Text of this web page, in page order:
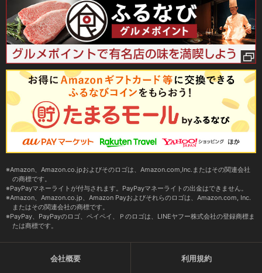
Amazon、Amazon.co.jpおよびそのロゴは、Amazon.com,Inc.またはその関連会社
の商標です。
PayPayマネーライトが付与されます。PayPayマネーライトの出金はできません。
Amazon、Amazon.co.jp、Amazon Payおよびそれらのロゴは、Amazon.com, Inc.
またはその関連会社の商標です。
PayPay、PayPayのロゴ、ペイペイ、Ｐのロゴは、LINEヤフー株式会社の登録商標ま
たは商標です。
会社概要 利用規約